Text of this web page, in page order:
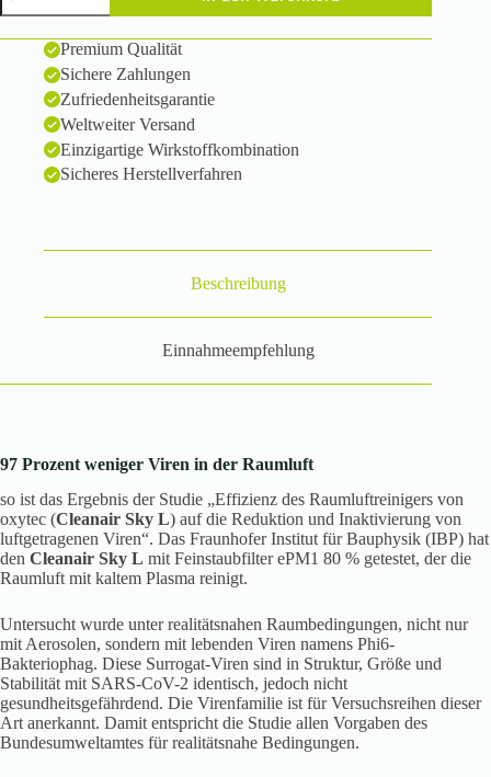
Premium Qualität
Sichere Zahlungen
Zufriedenheitsgarantie
Weltweiter Versand
Einzigartige Wirkstoffkombination
Sicheres Herstellverfahren
Beschreibung
Einnahmeempfehlung
97 Prozent weniger Viren in der Raumluft
so ist das Ergebnis der Studie „Effizienz des Raumluftreinigers von
oxytec (Cleanair Sky L) auf die Reduktion und Inaktivierung von
luftgetragenen Viren“. Das Fraunhofer Institut für Bauphysik (IBP) hat
den Cleanair Sky L mit Feinstaubfilter ePM1 80 % getestet, der die
Raumluft mit kaltem Plasma reinigt.
Untersucht wurde unter realitätsnahen Raumbedingungen, nicht nur
mit Aerosolen, sondern mit lebenden Viren namens Phi6-
Bakteriophag. Diese Surrogat-Viren sind in Struktur, Größe und
Stabilität mit SARS-CoV-2 identisch, jedoch nicht
gesundheitsgefährdend. Die Virenfamilie ist für Versuchsreihen dieser
Art anerkannt. Damit entspricht die Studie allen Vorgaben des
Bundesumweltamtes für realitätsnahe Bedingungen.